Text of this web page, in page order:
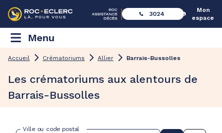
3024
Mon
espace
Menu
Accueil Crématoriums Allier Barrais-Bussolles
Les crématoriums aux alentours de
Barrais-Bussolles
Ville ou code postal